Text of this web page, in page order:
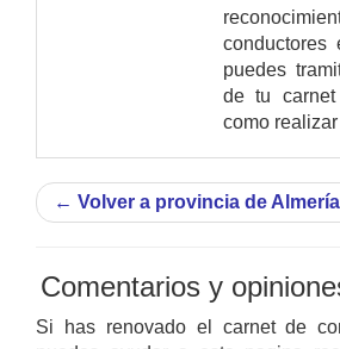
puedes
de tu
como
← Volver a provincia de Almería
Comentarios y
Si has renovado el carnet de